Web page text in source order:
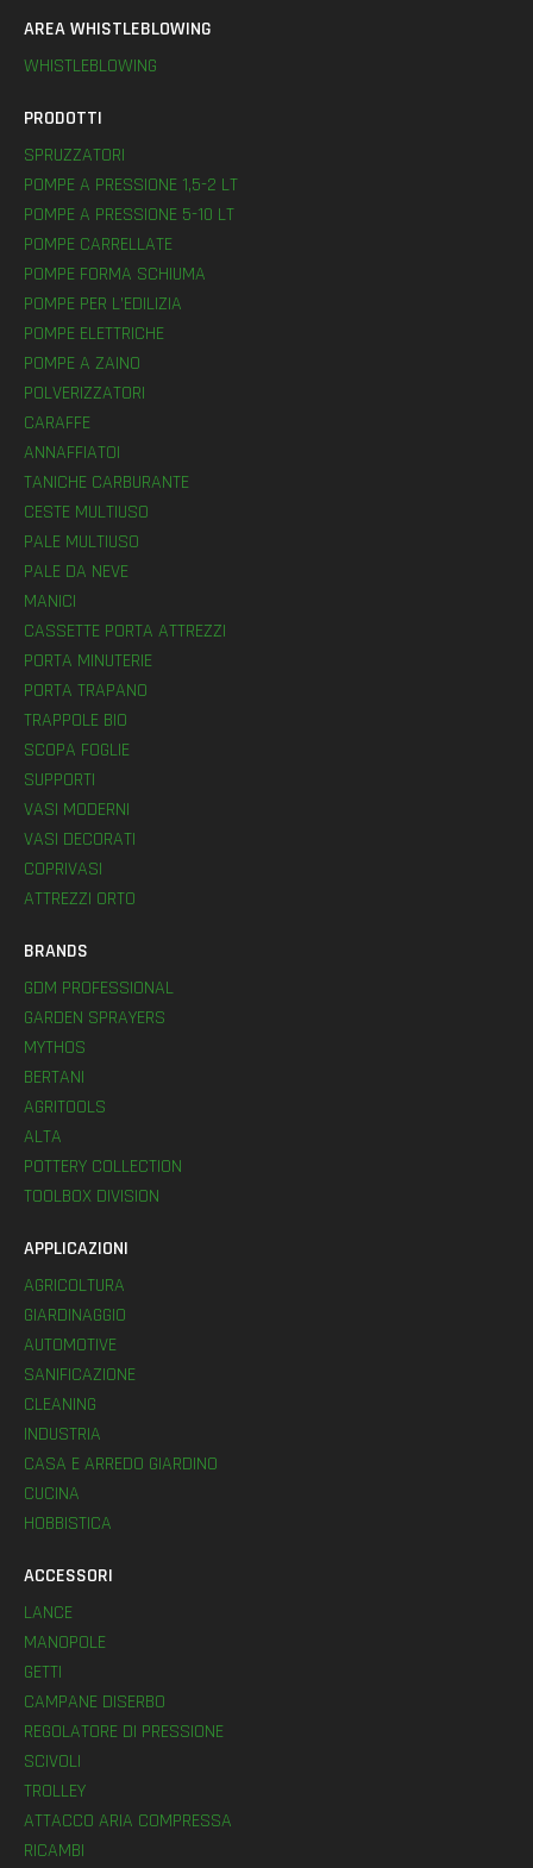
AREA WHISTLEBLOWING
WHISTLEBLOWING
PRODOTTI
SPRUZZATORI
POMPE A PRESSIONE 1,5-2 LT
POMPE A PRESSIONE 5-10 LT
POMPE CARRELLATE
POMPE FORMA SCHIUMA
POMPE PER L’EDILIZIA
POMPE ELETTRICHE
POMPE A ZAINO
POLVERIZZATORI
CARAFFE
ANNAFFIATOI
TANICHE CARBURANTE
CESTE MULTIUSO
PALE MULTIUSO
PALE DA NEVE
MANICI
CASSETTE PORTA ATTREZZI
PORTA MINUTERIE
PORTA TRAPANO
TRAPPOLE BIO
SCOPA FOGLIE
SUPPORTI
VASI MODERNI
VASI DECORATI
COPRIVASI
ATTREZZI ORTO
BRANDS
GDM PROFESSIONAL
GARDEN SPRAYERS
MYTHOS
BERTANI
AGRITOOLS
ALTA
POTTERY COLLECTION
TOOLBOX DIVISION
APPLICAZIONI
AGRICOLTURA
GIARDINAGGIO
AUTOMOTIVE
SANIFICAZIONE
CLEANING
INDUSTRIA
CASA E ARREDO GIARDINO
CUCINA
HOBBISTICA
ACCESSORI
LANCE
MANOPOLE
GETTI
CAMPANE DISERBO
REGOLATORE DI PRESSIONE
SCIVOLI
TROLLEY
ATTACCO ARIA COMPRESSA
RICAMBI